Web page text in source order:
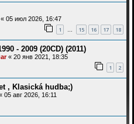
« 05 июл 2026, 16:47
1 … 15 16 17 18
- 2009 (20СD) (2011)
« 20 янв 2021, 18:35
1 2
, Klasická hudba;)
05 авг 2026, 16:11